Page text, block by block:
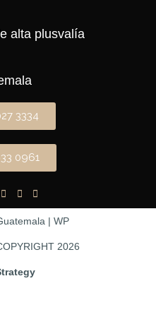
alta plusvalía
3334
0961
| WP
2026